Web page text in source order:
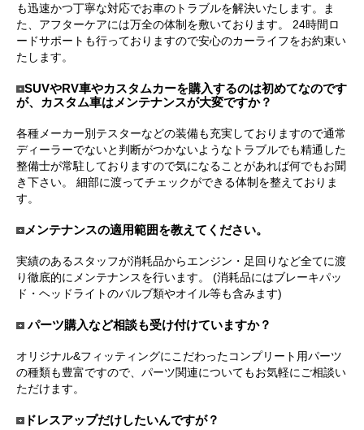
も迅速かつ丁寧な対応でお車のトラブルを解決いたします。ま
た、アフターケアには万全の体制を敷いております。 24時間ロ
ードサポートも行っておりますので安心のカーライフをお約束い
たします。
SUVやRV車やカスタムカーを購入するのは初めてなのです
が、カスタム車はメンテナンスが大変ですか？
各種メーカー別テスターなどの装備も充実しておりますので通常
ディーラーでないと判断がつかないようなトラブルでも精通した
整備士が常駐しておりますので気になることがあれば何でもお聞
き下さい。 細部に渡ってチェックができる体制を整えておりま
す。
メンテナンスの適用範囲を教えてください。
実績のあるスタッフが消耗品からエンジン・足回りなど全てに渡
り徹底的にメンテナンスを行います。 (消耗品にはブレーキパッ
ド・ヘッドライトのバルブ類やオイル等も含みます)
パーツ購入など相談も受け付けていますか？
オリジナル&フィッティングにこだわったコンプリート用パーツ
の種類も豊富ですので、パーツ関連についてもお気軽にご相談い
ただけます。
ドレスアップだけしたいんですが？